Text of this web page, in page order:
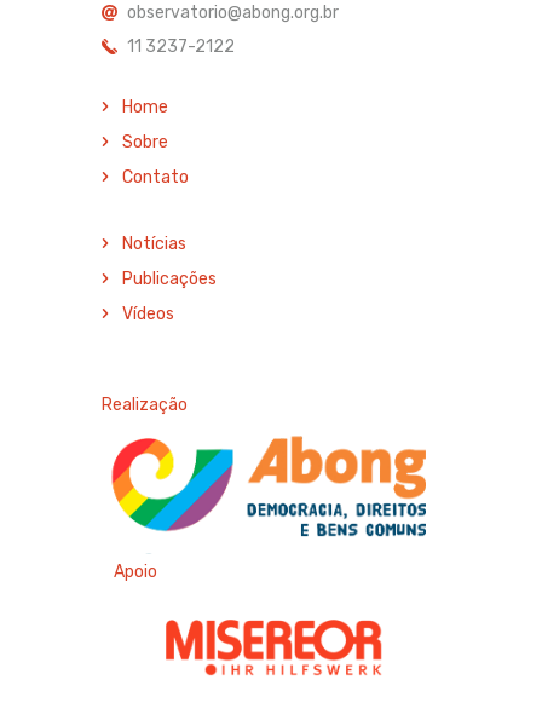
observatorio@abong.org.br
11 3237-2122
Home
Sobre
Contato
Notícias
Publicações
Vídeos
Realização
Apoio